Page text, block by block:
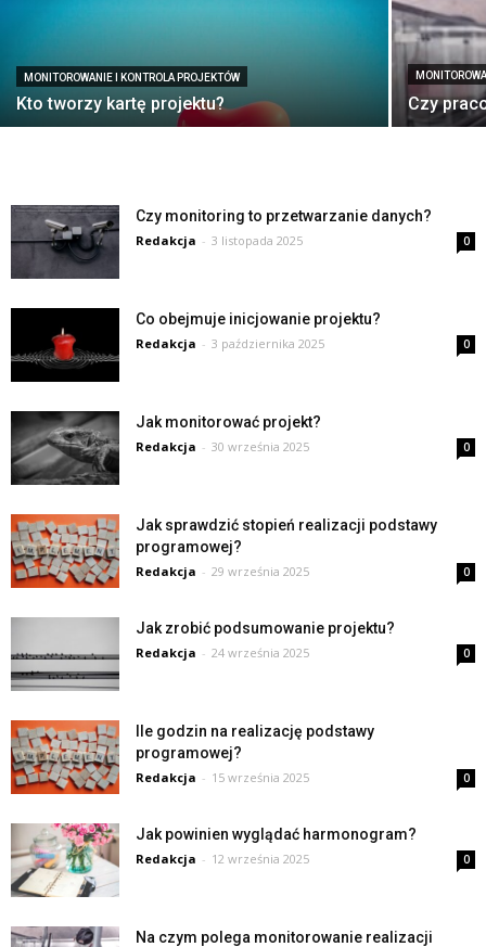
MONITOROWANIE I KONTROLA PROJEKTÓW
Kto tworzy kartę projektu? Czy
Czy monitoring to przetwarzanie danych?
Redakcja - 3 listopada 2025 0
Co obejmuje inicjowanie projektu?
Redakcja - 3 października 2025 0
Jak monitorować projekt?
Redakcja - 30 września 2025 0
Jak sprawdzić stopień realizacji podstawy
programowej?
Redakcja - 29 września 2025 0
Jak zrobić podsumowanie projektu?
Redakcja - 24 września 2025 0
Ile godzin na realizację podstawy
programowej?
Redakcja - 15 września 2025 0
Jak powinien wyglądać harmonogram?
Redakcja - 12 września 2025 0
Na czym polega monitorowanie realizacji